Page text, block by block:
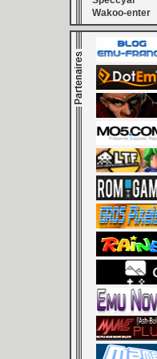
Wakoo-enter